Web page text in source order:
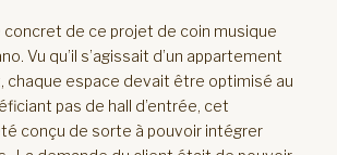
concret de ce projet de coin musique
Vu qu’il s’agissait d’un appartement
espace devait être optimisé au
pas de hall d’entrée, cet
conçu de sorte à pouvoir intégrer